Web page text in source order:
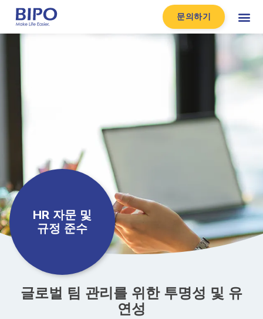
문의하기
HR 자문 및
규정 준수
글로벌 팀 관리를 위한 투명성 및 유
연성